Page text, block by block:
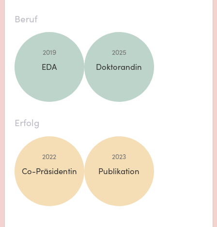
Beruf
2019
EDA
2025
Doktorandin
Erfolg
2022
Co-Präsidentin
2023
Publikation